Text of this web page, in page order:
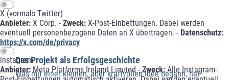
X (vormals Twitter)
Anbieter: X Corp. - Zweck: X-Post-Einbettungen. Dabei werden
eventuell personenbezogene Daten an X übertragen. - Datenschutz:
https://x.com/de/privacy
instagram
Anbieter: Meta Platforms Ireland Limited - Zweck: Alle Instagram-
Das Projekt als Erfolgsgeschichte
Was mit einer kleinen, aber kraftvollen Idee begann, hat